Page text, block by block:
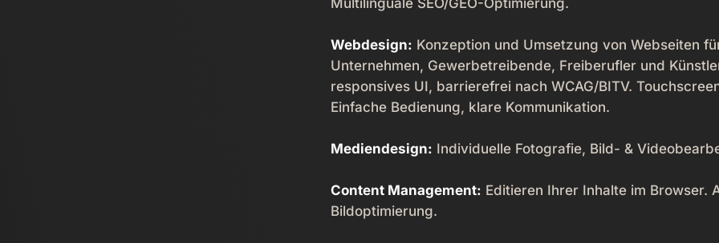
Webdesign: Konzeption und Umsetzung von Webseiten
Unternehmen, Gewerbetreibende, Freiberufler und
responsives UI, barrierefrei nach WCAG/­BITV.
Einfache Bedienung, klare Kommunikation.
Mediendesign: Individuelle Fotografie, Bild- &
Content Management: Editieren Ihrer Inhalte im Browser.
Bildoptimierung.